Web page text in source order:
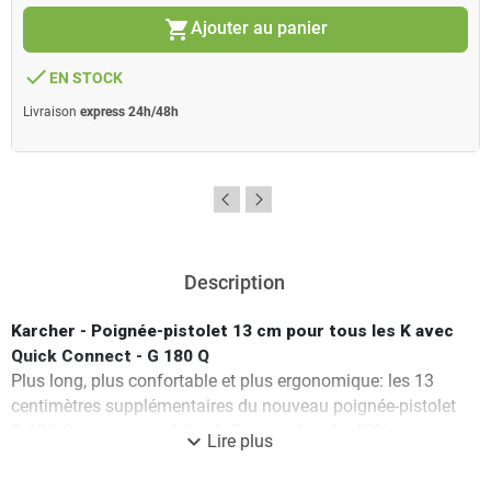
shopping_cartAjouter au panier
done EN STOCK
Livraison express 24h/48h
Description
Karcher - Poignée-pistolet 13 cm pour tous les K avec
Quick Connect - G 180 Q
Plus long, plus confortable et plus ergonomique: les 13
centimètres supplémentaires du nouveau poignée-pistolet
G 180 Q avec raccord Quick Connect font la différence –
et cela rend le nettoyage à la haute pression plus agréable
expand_more Lire plus